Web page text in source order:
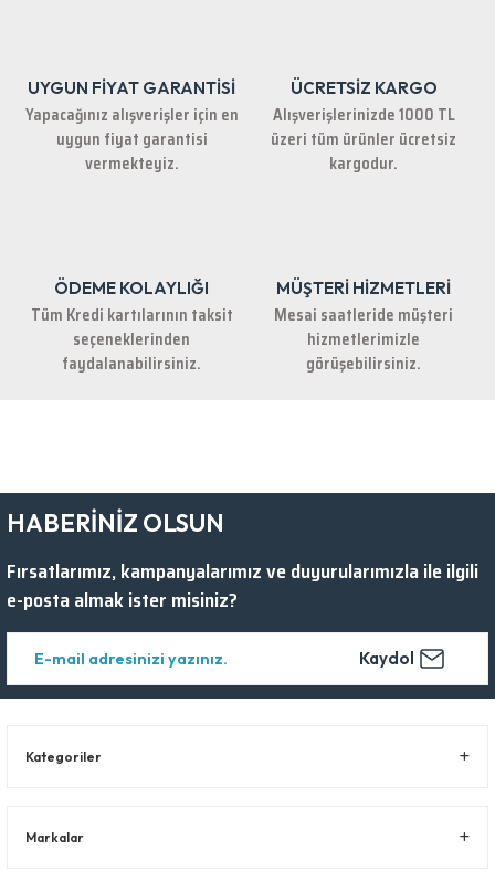
Ürün bilgilerinde hatalar bulunuyor.
Ürün fiyatı diğer sitelerden daha pahalı.
Bu ürüne benzer farklı alternatifler olmalı.
UYGUN FİYAT GARANTİSİ
Yapacağınız alışverişler için en
uygun fiyat garantisi
vermekteyiz.
ÜCRETSİZ KARGO
Alışverişlerinizde 1000 TL
üzeri tüm ürünler ücretsiz
kargodur.
ÖDEME KOLAYLIĞI
Tüm Kredi kartılarının taksit
seçeneklerinden
faydalanabilirsiniz.
MÜŞTERİ HİZMETLERİ
Mesai saatleride müşteri
hizmetlerimizle
görüşebilirsiniz.
HABERİNİZ OLSUN
Fırsatlarımız, kampanyalarımız ve duyurularımızla ile ilgili
e-posta almak ister misiniz?
Kaydol
Kategoriler
Markalar